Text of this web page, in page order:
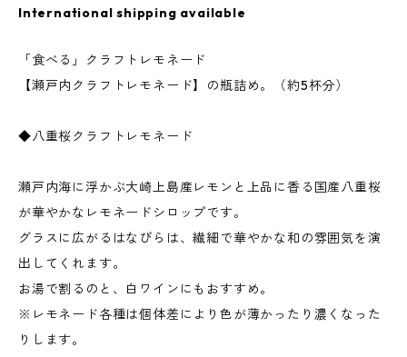
International shipping available
「食べる」クラフトレモネード
【瀬戸内クラフトレモネード】の瓶詰め。（約5杯分）
◆八重桜クラフトレモネード
瀬戸内海に浮かぶ大崎上島産レモンと上品に香る国産八重桜
が華やかなレモネードシロップです。
グラスに広がるはなびらは、繊細で華やかな和の雰囲気を演
出してくれます。
お湯で割るのと、白ワインにもおすすめ。
※レモネード各種は個体差により色が薄かったり濃くなった
りします。